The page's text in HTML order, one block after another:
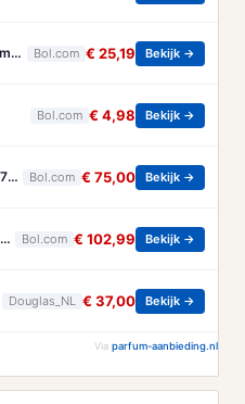
Boucheron Serpent Boheme Eau de parfum spray 30 ml Bol.com € 25,19 Bekijk →
Bol.com € 4,98 Bekijk →
François Boucher 1703-1770 - Brandt, Christa Bol.com € 75,00 Bekijk →
Boucheron Iris de Syracuse - 125 ml - eau de parfum spray - damesparfum Bol.com € 102,99 Bekijk →
Douglas_NL € 37,00 Bekijk →
Via parfum-aanbieding.nl